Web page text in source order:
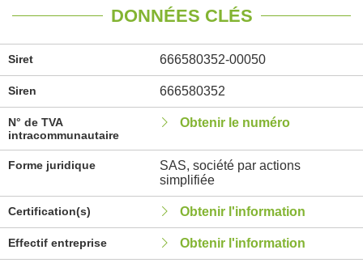
DONNÉES CLÉS
Siret 666580352-00050
Siren 666580352
N° de TVA
intracommunautaire
Obtenir le numéro
Forme juridique
SAS, société par actions
simplifiée
Certification(s) Obtenir l'information
Effectif entreprise Obtenir l'information